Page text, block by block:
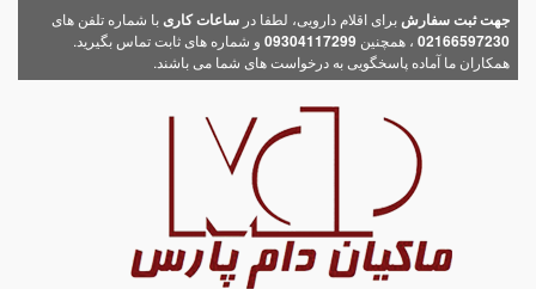
جهت ثبت سفارش برای اقلام دارویی، لطفا در ساعات کاریبا شماره تلفن های
02166597230 ، همچنین 09304117299 و شماره های ثابت تماس بگیرید.
همکاران ما آماده پاسخگویی به درخواست های شما می باشند.